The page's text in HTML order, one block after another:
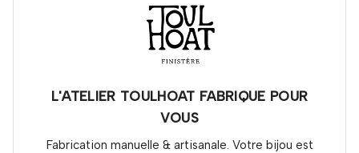
L'ATELIER TOULHOAT FABRIQUE POUR
VOUS
Fabrication manuelle & artisanale. Votre bijou est